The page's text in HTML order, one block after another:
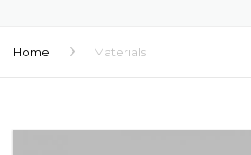
Home Materials